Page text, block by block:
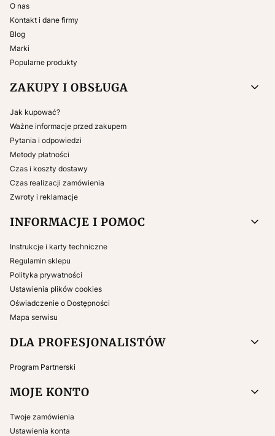
O nas
Kontakt i dane firmy
Blog
Marki
Popularne produkty
ZAKUPY I OBSŁUGA
Jak kupować?
Ważne informacje przed zakupem
Pytania i odpowiedzi
Metody płatności
Czas i koszty dostawy
Czas realizacji zamówienia
Zwroty i reklamacje
INFORMACJE I POMOC
Instrukcje i karty techniczne
Regulamin sklepu
Polityka prywatności
Ustawienia plików cookies
Oświadczenie o Dostępności
Mapa serwisu
DLA PROFESJONALISTÓW
Program Partnerski
MOJE KONTO
Twoje zamówienia
Ustawienia konta